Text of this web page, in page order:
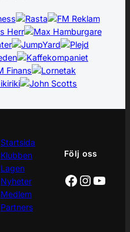
Startsida
Klubben
Lagen
Nyheter
Medlem
Partners
Följ oss
Facebook